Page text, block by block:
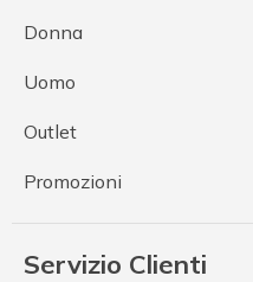
Donna
Uomo
Outlet
Promozioni
Servizio Clienti